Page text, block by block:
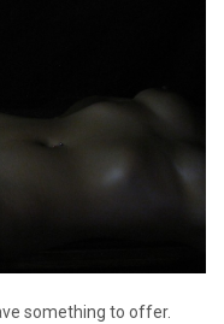
something to offer.